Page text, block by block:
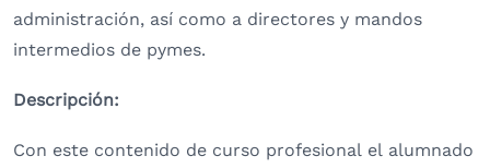
administración, así como a directores y mandos
intermedios de pymes.
Descripción:
Con este contenido de curso profesional el alumnado